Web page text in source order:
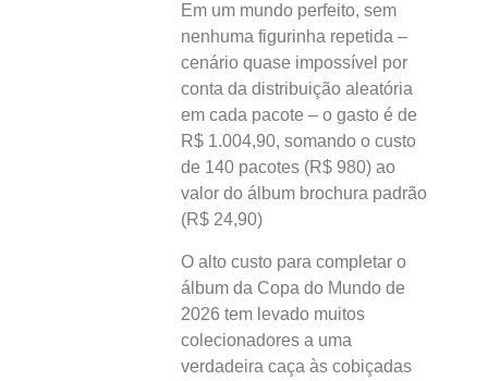
Em um mundo perfeito, sem
nenhuma figurinha repetida –
cenário quase impossível por
conta da distribuição aleatória
em cada pacote – o gasto é de
R$ 1.004,90, somando o custo
de 140 pacotes (R$ 980) ao
valor do álbum brochura padrão
(R$ 24,90)
O alto custo para completar o
álbum da Copa do Mundo de
2026 tem levado muitos
colecionadores a uma
verdadeira caça às cobiçadas